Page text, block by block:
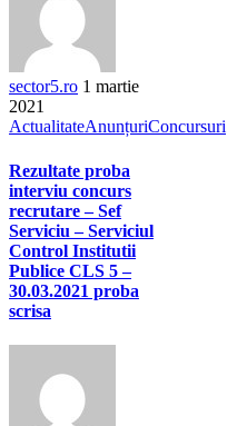
sector5.ro 1 martie
2021
ActualitateAnunțuriConcursuri
Rezultate proba
interviu concurs
recrutare – Sef
Serviciu – Serviciul
Control Institutii
Publice CLS 5 –
30.03.2021 proba
scrisa